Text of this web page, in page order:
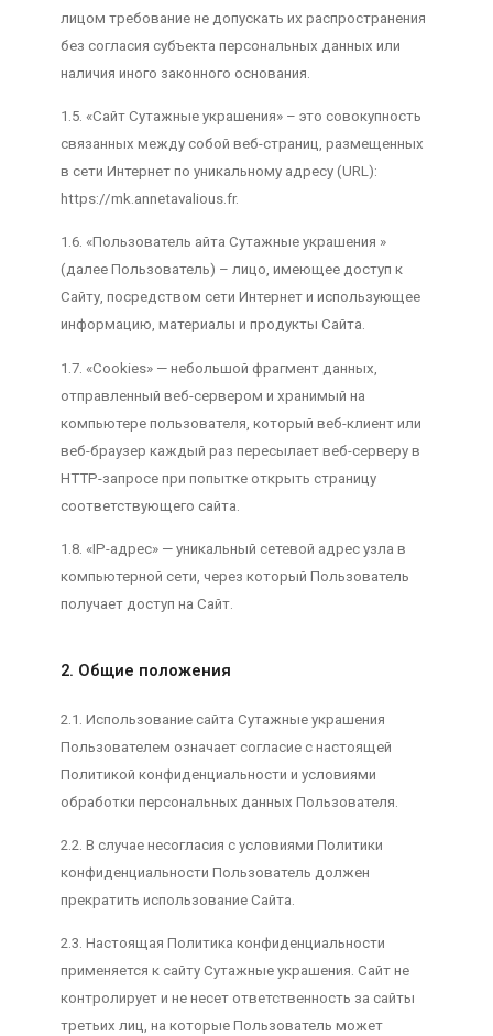
лицом требование не допускать их распространения
без согласия субъекта персональных данных или
наличия иного законного основания.
1.5. «Сайт Сутажные украшения» – это совокупность
связанных между собой веб-страниц, размещенных
в сети Интернет по уникальному адресу (URL):
https://mk.annetavalious.fr.
1.6. «Пользователь айта Сутажные украшения »
(далее Пользователь) – лицо, имеющее доступ к
Сайту, посредством сети Интернет и использующее
информацию, материалы и продукты Сайта.
1.7. «Cookies» — небольшой фрагмент данных,
отправленный веб-сервером и хранимый на
компьютере пользователя, который веб-клиент или
веб-браузер каждый раз пересылает веб-серверу в
HTTP-запросе при попытке открыть страницу
соответствующего сайта.
1.8. «IP-адрес» — уникальный сетевой адрес узла в
компьютерной сети, через который Пользователь
получает доступ на Сайт.
2. Общие положения
2.1. Использование сайта Сутажные украшения
Пользователем означает согласие с настоящей
Политикой конфиденциальности и условиями
обработки персональных данных Пользователя.
2.2. В случае несогласия с условиями Политики
конфиденциальности Пользователь должен
прекратить использование Сайта.
2.3. Настоящая Политика конфиденциальности
применяется к сайту Сутажные украшения. Сайт не
контролирует и не несет ответственность за сайты
третьих лиц, на которые Пользователь может